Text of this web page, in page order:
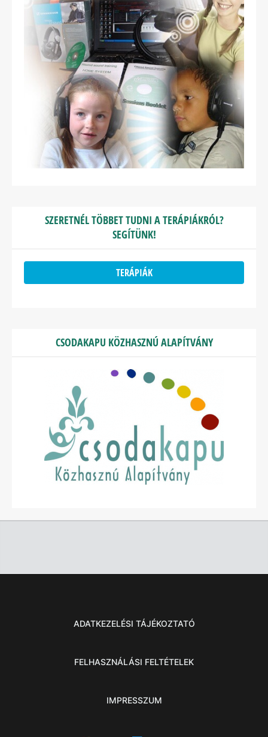
SZERETNÉL TÖBBET TUDNI A TERÁPIÁKRÓL?
SEGÍTÜNK!
TERÁPIÁK
CSODAKAPU KÖZHASZNÚ ALAPÍTVÁNY
ADATKEZELÉSI TÁJÉKOZTATÓ
FELHASZNÁLÁSI FELTÉTELEK
IMPRESSZUM